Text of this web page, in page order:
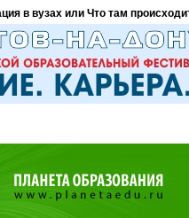
в вузах или Что там